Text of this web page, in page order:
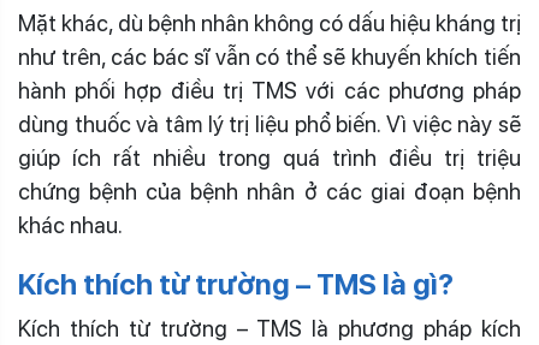
Mặt khác, dù bệnh nhân không có dấu hiệu kháng trị
như trên, các bác sĩ vẫn có thể sẽ khuyến khích tiến
hành phối hợp điều trị TMS với các phương pháp
dùng thuốc và tâm lý trị liệu phổ biến. Vì việc này sẽ
giúp ích rất nhiều trong quá trình điều trị triệu
chứng bệnh của bệnh nhân ở các giai đoạn bệnh
khác nhau.
Kích thích từ trường – TMS là gì?
Kích thích từ trường – TMS là phương pháp kích